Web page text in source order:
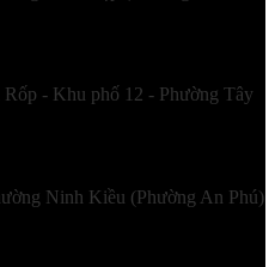
- Khu phố 12 - Phường Tây
Ninh Kiều (Phường An Phú)